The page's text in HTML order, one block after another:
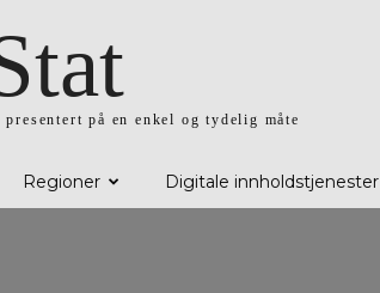
på en enkel og tydelig måte
Regioner Digitale innholdstjenester